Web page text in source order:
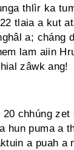
thlìr ka
tlaia a kut
a; cháng
lam aiin
zâwk ang!
chhúng zet
hun puma a
a puah a